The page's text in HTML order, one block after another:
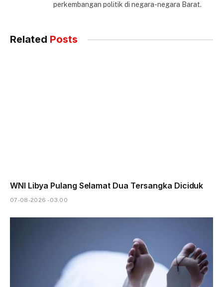
perkembangan politik di negara-negara Barat.
Related Posts
WNI Libya Pulang Selamat Dua Tersangka Diciduk
07-08-2026 - 03.00